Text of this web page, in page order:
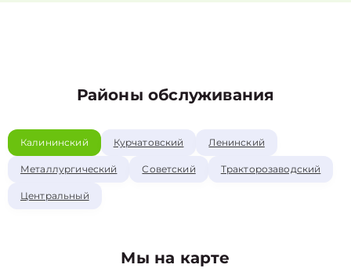
Районы обслуживания
Калининский Курчатовский Ленинский
Металлургический Советский Тракторозаводский
Центральный
Мы на карте